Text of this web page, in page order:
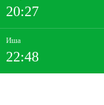
20:27
Иша
22:48